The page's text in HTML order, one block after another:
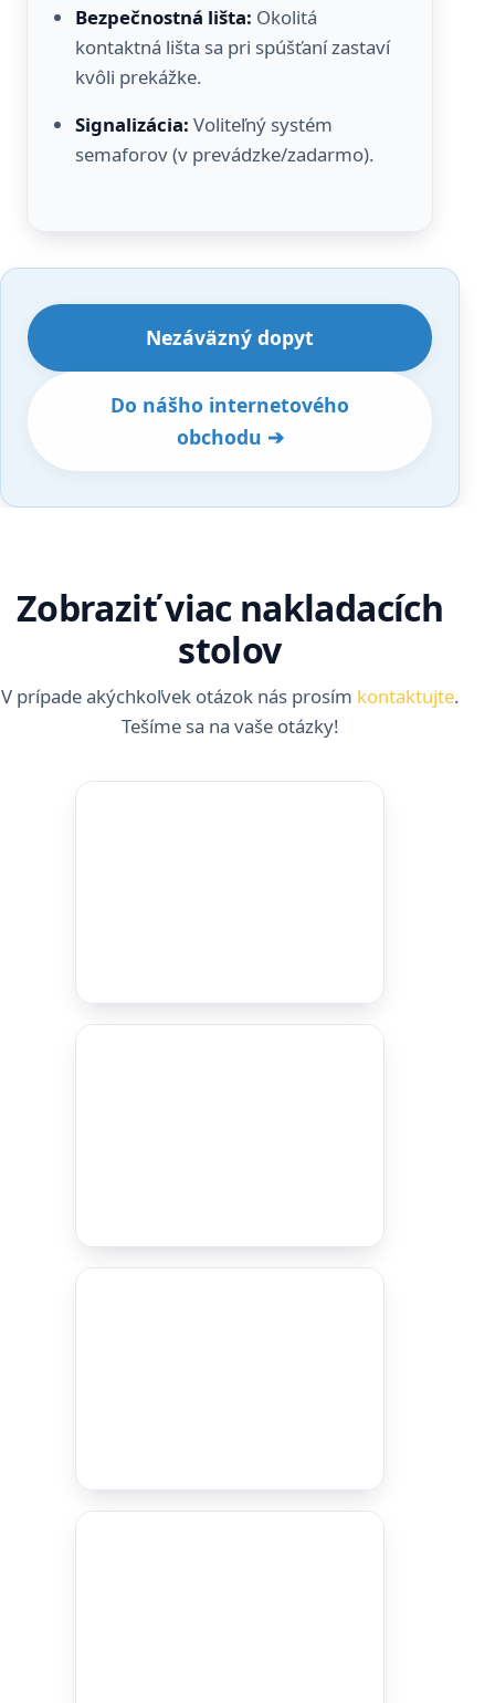
Bezpečnostná lišta: Okolitá
kontaktná lišta sa pri spúšťaní zastaví
kvôli prekážke.
Signalizácia: Voliteľný systém
semaforov (v prevádzke/zadarmo).
Nezáväzný dopyt
Do nášho internetového
obchodu ➔
Zobraziť viac nakladacích
stolov
V prípade akýchkoľvek otázok nás prosím kontaktujte.
Tešíme sa na vaše otázky!